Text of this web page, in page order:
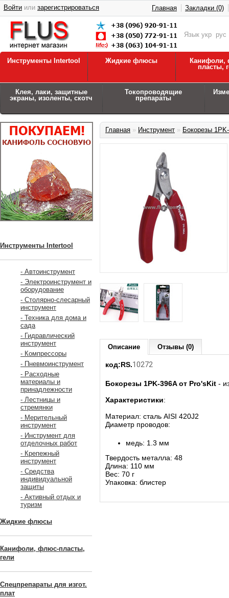
Язык укр рус
Войти или зарегистрироваться Главная Закладки (0)
Инструменты Intertool Жидкие флюсы
Канифоли,
пласты,
Клея, лаки, защитные
экраны, изоленты, скотч
Токопроводящие
препараты
Инструменты Intertool
- Автоинструмент
- Электроинструмент и
оборудование
- Столярно-слесарный
инструмент
- Техника для дома и
сада
- Гидравлический
инструмент
- Компрессоры
- Пневмоинструмент
- Расходные
материалы и
принадлежности
- Лестницы и
стремянки
- Мерительный
инструмент
- Инструмент для
отделочных работ
- Крепежный
инструмент
- Средства
индивидуальной
защиты
- Активный отдых и
туризм
Жидкие флюсы
Канифоли, флюс-пласты,
гели
Спецпрепараты для изгот.
плат
Главная » Инструмент » Бокорезы
Описание Отзывы (0)
код:RS.10272
Бокорезы 1PK-396A от Pro'sKit -
Характеристики:
Материал: сталь AISI 420J2
Диаметр проводов:
медь: 1.3 мм
Твердость металла: 48
Длина: 110 мм
Вес: 70 г
Упаковка: блистер